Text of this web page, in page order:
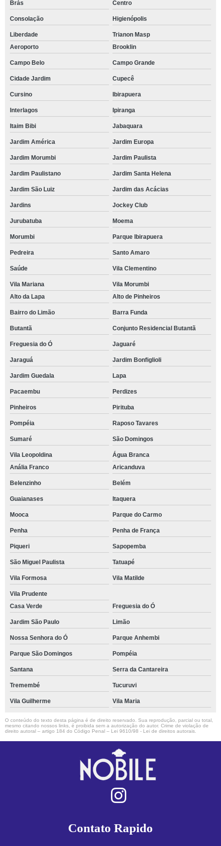
Brás Centro
Consolação Higienópolis
Liberdade
Trianon Masp
Aeroporto
Brooklin
Campo Belo Campo Grande
Cidade Jardim Cupecê
Cursino Ibirapuera
Interlagos Ipiranga
Itaim Bibi Jabaquara
Jardim América Jardim Europa
Jardim Morumbi Jardim Paulista
Jardim Paulistano Jardim Santa Helena
Jardim São Luiz Jardim das Acácias
Jardins Jockey Club
Jurubatuba Moema
Morumbi Parque Ibirapuera
Pedreira Santo Amaro
Saúde Vila Clementino
Vila Mariana
Vila Morumbi
Alto da Lapa
Alto de Pinheiros
Bairro do Limão Barra Funda
Butantã Conjunto Residencial Butantã
Freguesia do Ó Jaguaré
Jaraguá Jardim Bonfiglioli
Jardim Guedala Lapa
Pacaembu Perdizes
Pinheiros Pirituba
Pompéia Raposo Tavares
Sumaré São Domingos
Vila Leopoldina
Água Branca
Anália Franco
Aricanduva
Belenzinho Belém
Guaianases Itaquera
Mooca Parque do Carmo
Penha Penha de França
Piqueri Sapopemba
São Miguel Paulista Tatuapé
Vila Formosa Vila Matilde
Vila Prudente
Casa Verde
Freguesia do Ó
Jardim São Paulo Limão
Nossa Senhora do Ó Parque Anhembi
Parque São Domingos Pompéia
Santana Serra da Cantareira
Tremembé Tucuruvi
Vila Guilherme Vila Maria
O conteúdo do texto desta página é de direito reservado. Sua reprodução, parcial ou total,
mesmo citando nossos links, é proibida sem a autorização do autor. Crime de violação de
direito autoral – artigo 184 do Código Penal – Lei 9610/98 - Lei de direitos autorais.
Contato Rapido